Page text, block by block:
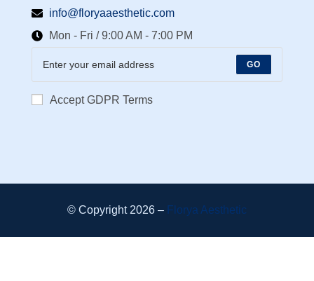
info@floryaaesthetic.com
Mon - Fri / 9:00 AM - 7:00 PM
GO
Accept GDPR Terms
© Copyright 2026 – Florya Aesthetic